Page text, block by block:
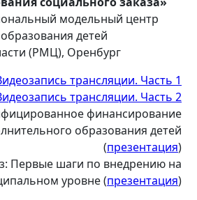
модельный центр
детей
(РМЦ), Оренбург
трансляции. Часть 1
трансляции. Часть 2
финансирование
образования детей
(презентация)
Первые шаги по внедрению на
уровне (презентация)